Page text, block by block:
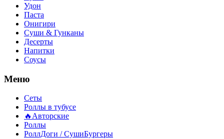
Удон
Паста
Онигири
Суши & Гунканы
Десерты
Напитки
Соусы
Меню
Сеты
Роллы в тубусе
🔥Авторские
Роллы
РоллДоги / СушиБургеры